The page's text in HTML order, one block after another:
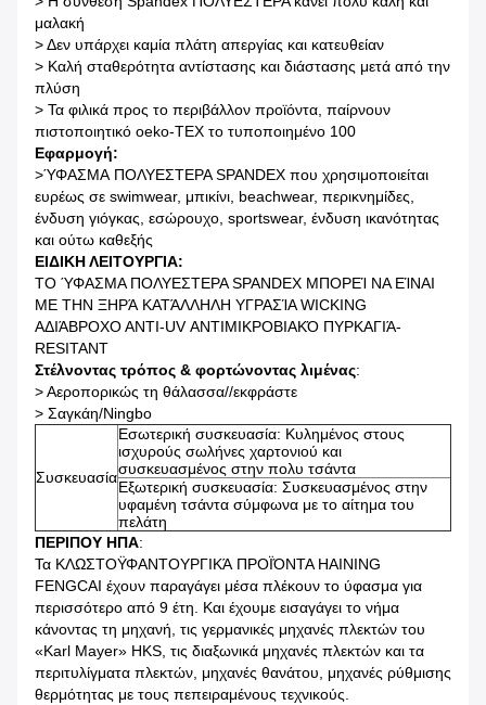
μαλακή
>Δεν υπάρχει καμία πλάτη απεργίας και κατευθείαν
> Καλή σταθερότητα αντίστασης και διάστασης μετά από την
πλύση
> Τα φιλικά προς το περιβάλλον προϊόντα, παίρνουν
πιστοποιητικό oeko-TEX το τυποποιημένο 100
Εφαρμογή:
>ΎΦΑΣΜΑ ΠΟΛΥΕΣΤΕΡΑ SPANDEX που χρησιμοποιείται
ευρέως σε swimwear, μπικίνι, beachwear, περικνημίδες,
ένδυση γιόγκας, εσώρουχο, sportswear, ένδυση ικανότητας
και ούτω καθεξής
ΕΙΔΙΚΗ ΛΕΙΤΟΥΡΓΙΑ:
ΤΟ ΎΦΑΣΜΑ ΠΟΛΥΕΣΤΕΡΑ SPANDEX ΜΠΟΡΕΊ ΝΑ ΕΊΝΑΙ
ΜΕ ΤΗΝ ΞΗΡΆ ΚΑΤΆΛΛΗΛΗ ΥΓΡΑΣΊΑ WICKING
ΑΔΙΆΒΡΟΧΟ ΑΝΤΙ-UV ΑΝΤΙΜΙΚΡΟΒΙΑΚΌ ΠΥΡΚΑΓΙΆ-
RESITANT
Στέλνοντας τρόπος & φορτώνοντας λιμένας:
>Αεροπορικώς τη θάλασσα//εκφράστε
> Σαγκάη/Ningbo
Συσκευασία
Εσωτερική συσκευασία: Κυλημένος στους
ισχυρούς σωλήνες χαρτονιού και
συσκευασμένος στην πολυ τσάντα
Εξωτερική συσκευασία: Συσκευασμένος στην
υφαμένη τσάντα σύμφωνα με το αίτημα του
πελάτη
ΠΕΡΙΠΟΥ ΗΠΑ:
Τα ΚΛΩΣΤΟΫΦΑΝΤΟΥΡΓΙΚΆ ΠΡΟΪΌΝΤΑ HAINING
FENGCAI έχουν παραγάγει μέσα πλέκουν το ύφασμα για
περισσότερο από 9 έτη. Και έχουμε εισαγάγει το νήμα
κάνοντας τη μηχανή, τις γερμανικές μηχανές πλεκτών του
«Karl Mayer» HKS, τις διαξωνικά μηχανές πλεκτών και τα
περιτυλίγματα πλεκτών, μηχανές θανάτου, μηχανές ρύθμισης
θερμότητας με τους πεπειραμένους τεχνικούς.